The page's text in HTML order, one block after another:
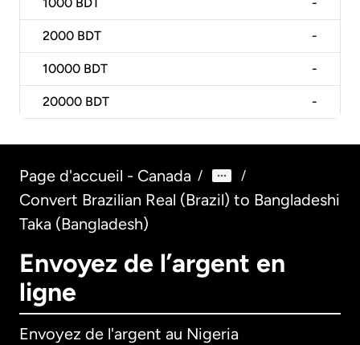
1000 BDT -
2000 BDT -
10000 BDT -
20000 BDT -
Page d'accueil - Canada / /
Convert Brazilian Real (Brazil) to Bangladeshi
Taka (Bangladesh)
Envoyez de l’argent en
ligne
Envoyez de l'argent au Nigeria